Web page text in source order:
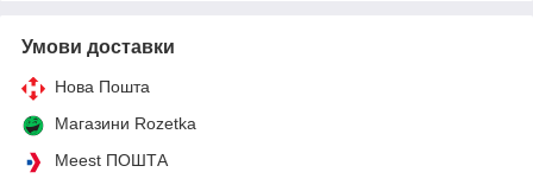
Умови доставки
Нова Пошта
Магазини Rozetka
Meest ПОШТА